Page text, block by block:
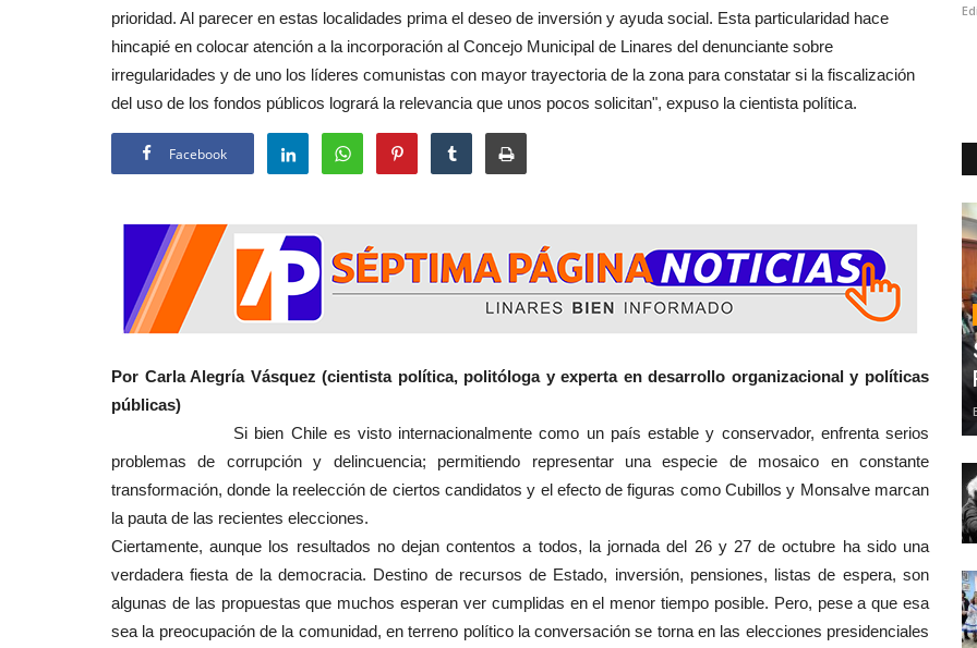
prioridad. Al parecer en estas localidades prima el deseo de inversión y ayuda social. Esta particularidad hace
hincapié en colocar atención a la incorporación al Concejo Municipal de Linares del denunciante sobre
irregularidades y de uno los líderes comunistas con mayor trayectoria de la zona para constatar si la fiscalización
del uso de los fondos públicos logrará la relevancia que unos pocos solicitan", expuso la cientista política.
Facebook
Por Carla Alegría Vásquez (cientista política, politóloga y experta en desarrollo organizacional y políticas
públicas)
Si bien Chile es visto internacionalmente como un país estable y conservador, enfrenta serios
problemas de corrupción y delincuencia; permitiendo representar una especie de mosaico en constante
transformación, donde la reelección de ciertos candidatos y el efecto de figuras como Cubillos y Monsalve marcan
la pauta de las recientes elecciones.
Ciertamente, aunque los resultados no dejan contentos a todos, la jornada del 26 y 27 de octubre ha sido una
verdadera fiesta de la democracia. Destino de recursos de Estado, inversión, pensiones, listas de espera, son
algunas de las propuestas que muchos esperan ver cumplidas en el menor tiempo posible. Pero, pese a que esa
sea la preocupación de la comunidad, en terreno político la conversación se torna en las elecciones presidenciales
Editora Mayo 18, 2026 524
Los hechos ocurrieron en abril del año pasado en la vía
pública
Editora Agosto 1, 2026 198
Por decimosexto año, Talca se convierte en el epicentro de la
fiesta de inverno...